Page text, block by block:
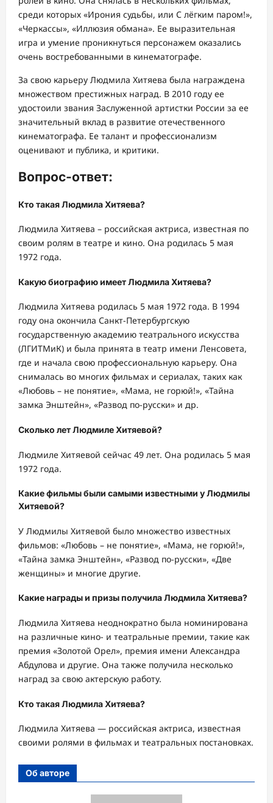
среди которых «Ирония судьбы, или С лёгким паром!»,
«Черкассы», «Иллюзия обмана». Ее выразительная
игра и умение проникнуться персонажем оказались
очень востребованными в кинематографе.
За свою карьеру Людмила Хитяева была награждена
множеством престижных наград. В 2010 году ее
удостоили звания Заслуженной артистки России за ее
значительный вклад в развитие отечественного
кинематографа. Ее талант и профессионализм
оценивают и публика, и критики.
Вопрос-ответ:
Кто такая Людмила Хитяева?
Людмила Хитяева – российская актриса, известная по
своим ролям в театре и кино. Она родилась 5 мая
1972 года.
Какую биографию имеет Людмила Хитяева?
Людмила Хитяева родилась 5 мая 1972 года. В 1994
году она окончила Санкт-Петербургскую
государственную академию театрального искусства
(ЛГИТМиК) и была принята в театр имени Ленсовета,
где и начала свою профессиональную карьеру. Она
снималась во многих фильмах и сериалах, таких как
«Любовь – не понятие», «Мама, не горюй!», «Тайна
замка Энштейн», «Развод по-русски» и др.
Сколько лет Людмиле Хитяевой?
Людмиле Хитяевой сейчас 49 лет. Она родилась 5 мая
1972 года.
Какие фильмы были самыми известными у Людмилы
Хитяевой?
У Людмилы Хитяевой было множество известных
фильмов: «Любовь – не понятие», «Мама, не горюй!»,
«Тайна замка Энштейн», «Развод по-русски», «Две
женщины» и многие другие.
Какие награды и призы получила Людмила Хитяева?
Людмила Хитяева неоднократно была номинирована
на различные кино- и театральные премии, такие как
премия «Золотой Орел», премия имени Александра
Абдулова и другие. Она также получила несколько
наград за свою актерскую работу.
Кто такая Людмила Хитяева?
Людмила Хитяева — российская актриса, известная
своими ролями в фильмах и театральных постановках.
Об авторе